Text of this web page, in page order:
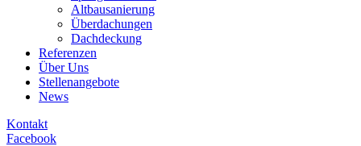
Altbausanierung
Überdachungen
Dachdeckung
Referenzen
Über Uns
Stellenangebote
News
Kontakt
Facebook